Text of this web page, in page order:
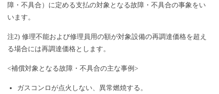
障・不具合）に定める支払の対象となる故障・不具合の事象をい
います。
注2) 修理不能および修理員用の額が対象設備の再調達価格を超え
る場合には再調達価格とします。
<補償対象となる故障・不具合の主な事例>
ガスコンロが点火しない、異常燃焼する。